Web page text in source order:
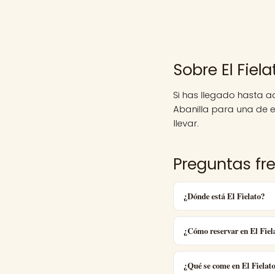
Sobre El
Si has llegado hasta
Abanilla para una de
llevar.
Preguntas
¿Dónde está El Fielato?
¿Cómo reservar en El
¿Qué se come en El